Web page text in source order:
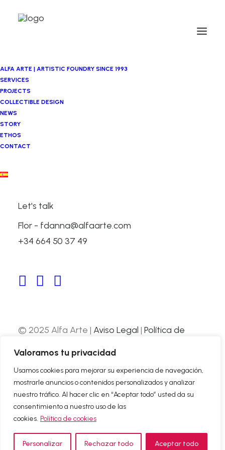
Valoramos tu privacidad
Usamos cookies para mejorar su experiencia de navegación,
mostrarle anuncios o contenidos personalizados y analizar
nuestro tráfico. Al hacer clic en “Aceptar todo” usted da su
consentimiento a nuestro uso de las
cookies. Política de cookies
Personalizar Rechazar todo Aceptar todo
ALFA ARTE | ARTISTIC FOUNDRY SINCE 1993
SERVICES
PROJECTS
COLLECTIBLE DESIGN
NEWS
STORY
ETHOS
CONTACT
Let's talk
Flor - fdanna@alfaarte.com
+34 664 50 37 49
Lurdes Umerez
VICENTE ZARAGÜETA STATUE
© 2025 Alfa Arte | Aviso Legal | Política de
desarrollada por
ABOUT US
CONTACT